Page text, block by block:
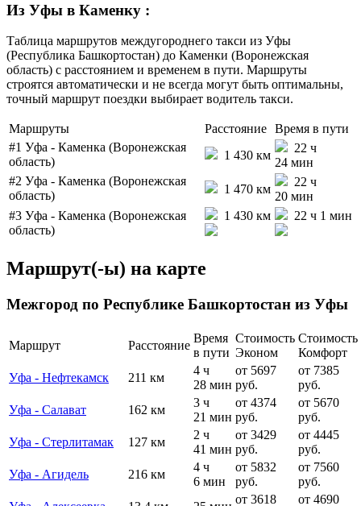
Из Уфы в Каменку :
Таблица маршрутов междугороднего такси из Уфы
(Республика Башкортостан) до Каменки (Воронежская
область) с расстоянием и временем в пути. Маршруты
строятся автоматически и не всегда могут быть оптимальны,
точный маршрут поездки выбирает водитель такси.
Маршруты Расстояние Время в пути
#1 Уфа - Каменка (Воронежская
область)
1 430 км
22 ч
24 мин
#2 Уфа - Каменка (Воронежская
область)
1 470 км
22 ч
20 мин
#3 Уфа - Каменка (Воронежская
область)
1 430 км 22 ч 1 мин
Маршрут(-ы) на карте
Межгород по Республике Башкортостан из Уфы
Маршрут Расстояние
Время
в пути
Стоимость
Эконом
Стоимость
Комфорт
Уфа - Нефтекамск
211 км
4 ч
28 мин
от 5697
руб.
от 7385
руб.
Уфа - Салават
162 км
3 ч
21 мин
от 4374
руб.
от 5670
руб.
Уфа - Стерлитамак
127 км
2 ч
41 мин
от 3429
руб.
от 4445
руб.
Уфа - Агидель
216 км
4 ч
6 мин
от 5832
руб.
от 7560
руб.
от 3618
от 4690